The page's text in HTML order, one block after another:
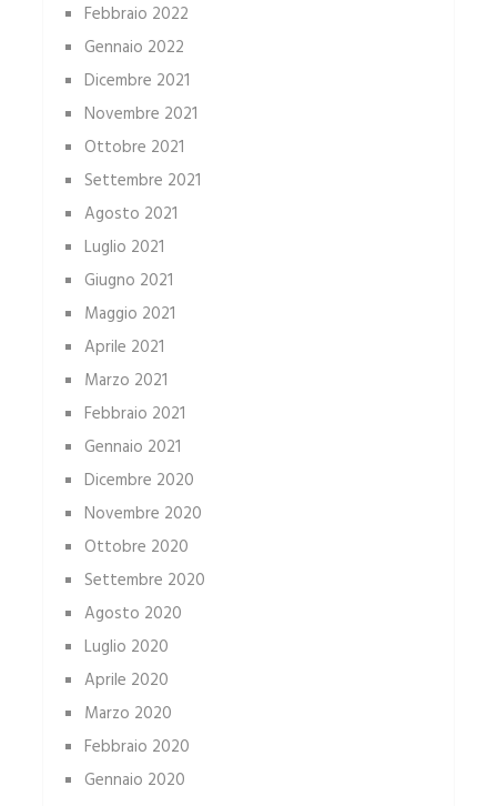
Febbraio 2022
Gennaio 2022
Dicembre 2021
Novembre 2021
Ottobre 2021
Settembre 2021
Agosto 2021
Luglio 2021
Giugno 2021
Maggio 2021
Aprile 2021
Marzo 2021
Febbraio 2021
Gennaio 2021
Dicembre 2020
Novembre 2020
Ottobre 2020
Settembre 2020
Agosto 2020
Luglio 2020
Aprile 2020
Marzo 2020
Febbraio 2020
Gennaio 2020